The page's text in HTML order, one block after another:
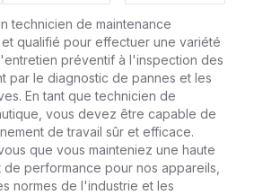
technicien de maintenance
qualifié pour effectuer une variété
préventif à l'inspection des
par le diagnostic de pannes et les
En tant que technicien de
vous devez être capable de
de travail sûr et efficace.
que vous mainteniez une haute
performance pour nos appareils,
normes de l'industrie et les